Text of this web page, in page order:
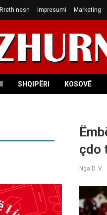
Rreth nesh Impresumi Marketing
SHQIPËRI KOSOVË
çdo
Nga D. V.